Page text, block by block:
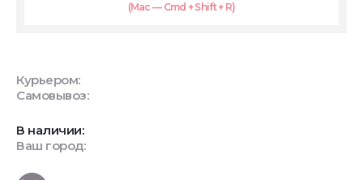
(Mac — Cmd + Shift + R)
Курьером:
Самовывоз:
В наличии:
Ваш город: